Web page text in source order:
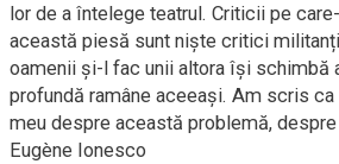
lor de a întelege teatrul. Criticii pe
această piesă sunt niște critici
oamenii și-l fac unii altora își schimbă
profundă ramâne aceeași. Am scris ca
meu despre această problemă,
Eugène Ionesco